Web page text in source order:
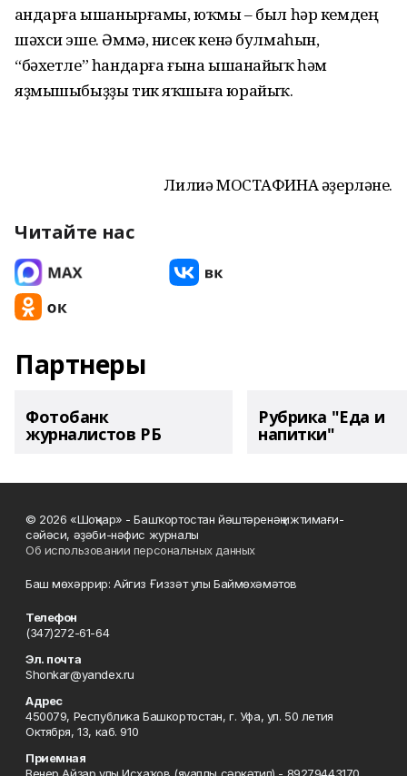
Һандарға ышанырғамы, юҡмы – был һәр кемдең
шәхси эше. Әммә, нисек кенә булмаһын,
“бәхетле” һандарға ғына ышанайыҡ һәм
яҙмышыбыҙҙы тик яҡшыға юрайыҡ.
Лилиә МОСТАФИНА әҙерләне.
Читайте нас
Партнеры
Фотобанк
журналистов РБ
Рубрика "Еда и
напитки"
© 2026 «Шоңҡар» - Башҡортостан йәштәренәң ижтимағи-
сәйәси, әҙәби-нәфис журналы
Об использовании персональных данных
Баш мөхәррир: Айгиз Ғиззәт улы Баймөхәмәтов
Телефон
(347)272-61-64
Эл. почта
Shonkar@yandex.ru
Адрес
450079, Республика Башкортостан, г. Уфа, ул. 50 летия
Октября, 13, каб. 910
Приемная